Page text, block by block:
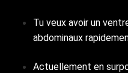
Tu veux avoir un
abdominaux
Actuellement en